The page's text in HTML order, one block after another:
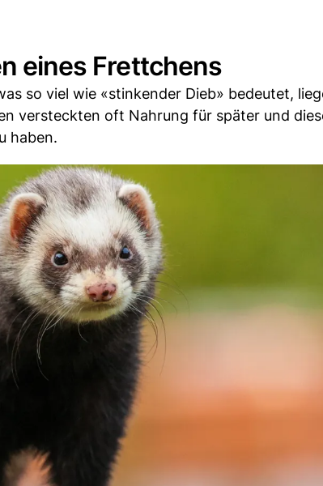
eines Frettchens
so viel wie «stinkender Dieb» bedeutet,
versteckten oft Nahrung für später und
haben.